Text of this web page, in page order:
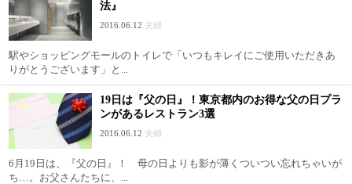
法』
2016.06.12 夫婦
駅やショッピングモールのトイレで「いつもキレイにご使用いただきあ
りがとうございます」と...
19日は『父の日』！東京都内のお得な父の日プラ
ンがあるレストラン3選
2016.06.12 夫婦
6月19日は、『父の日』！ 母の日よりも影が薄くついつい忘れちゃいが
ち…。お父さんたちに、...